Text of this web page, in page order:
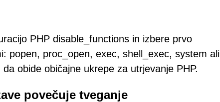
PHP disable_functions in izbere prvo
popen, proc_open, exec, shell_exec, system ali
obide običajne ukrepe za utrjevanje PHP.
povečuje tveganje